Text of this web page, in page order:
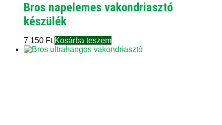
Bros napelemes vakondriasztó
készülék
7 150 Ft Kosárba teszem